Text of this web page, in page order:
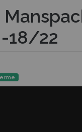
-18/22